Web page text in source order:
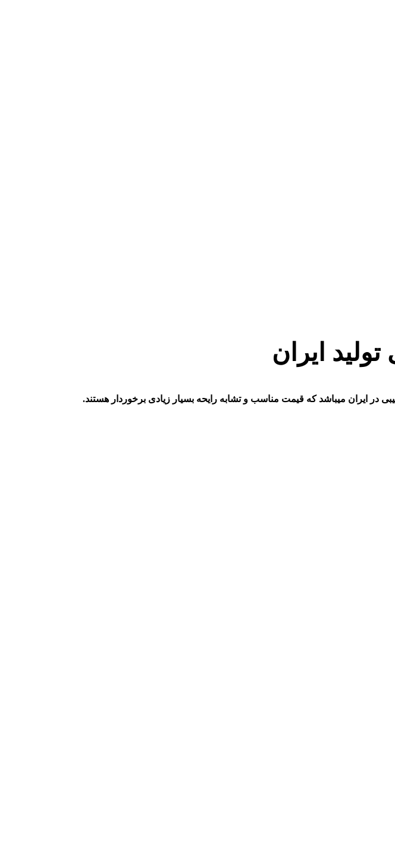
تولید ایران
در ایران میباشد که قیمت مناسب و تشابه رایحه بسیار زیادی برخوردار هستند.